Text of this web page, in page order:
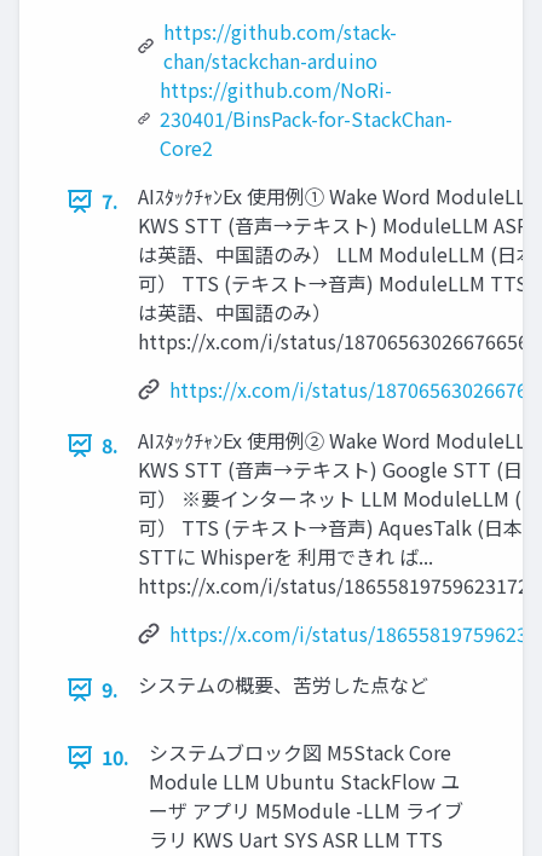
https://github.com/stack-
chan/stackchan-arduino
https://github.com/NoRi-
230401/BinsPack-for-StackChan-
Core2
7.
AIｽﾀｯｸﾁｬﾝEx 使用例① Wake Word ModuleLLM
KWS STT (音声→テキスト) ModuleLLM ASR
は英語、中国語のみ） LLM ModuleLLM (日本
可） TTS (テキスト→音声) ModuleLLM TTS
は英語、中国語のみ）
https://x.com/i/status/
https://x.com/i/status/
8.
AIｽﾀｯｸﾁｬﾝEx 使用例② Wake Word ModuleLLM
KWS STT (音声→テキスト) Google STT (日
可） ※要インターネット LLM ModuleLLM (
可） TTS (テキスト→音声) AquesTalk (日本
STTに Whisperを 利用できれ ば...
https://x.com/i/status/
https://x.com/i/status/
9.
システムの概要、苦労した点など
10.
システムブロック図 M5Stack Core
Module LLM Ubuntu StackFlow ユ
ーザ アプリ M5Module -LLM ライブ
ラリ KWS Uart SYS ASR LLM TTS